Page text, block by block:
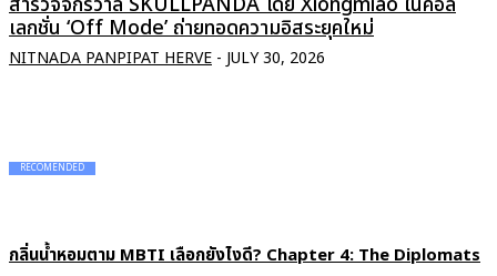
เลกชั่น ‘Off Mode’ ถ่ายทอดความอิสระยุคใหม่
NITNADA PANPIPAT HERVE - JULY 30, 2026
RECOMENDED
กลิ่นน้ำหอมตาม MBTI เลือกยังไงดี? Chapter 4: The Diplomats